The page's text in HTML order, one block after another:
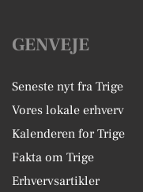
GENVEJE
Seneste nyt fra Trige
Vores lokale erhverv
Kalenderen for Trige
Fakta om Trige
Erhvervsartikler